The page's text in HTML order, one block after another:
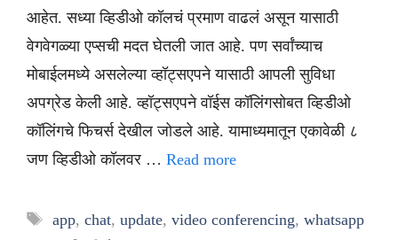
आहेत. सध्या व्हिडीओ कॉलचं प्रमाण वाढलं असून यासाठी
वेगवेगळ्या एप्सची मदत घेतली जात आहे. पण सर्वांच्याच
मोबाईलमध्ये असलेल्या व्हॉट्सएपने यासाठी आपली सुविधा
अपग्रेड केली आहे. व्हॉट्सएपने वॉईस कॉलिंगसोबत व्हिडीओ
कॉलिंगचे फिचर्स देखील जोडले आहे. यामाध्यमातून एकावेळी ८
जण व्हिडीओ कॉलवर … Read more
Tags
app, chat, update, video conferencing, whatsapp